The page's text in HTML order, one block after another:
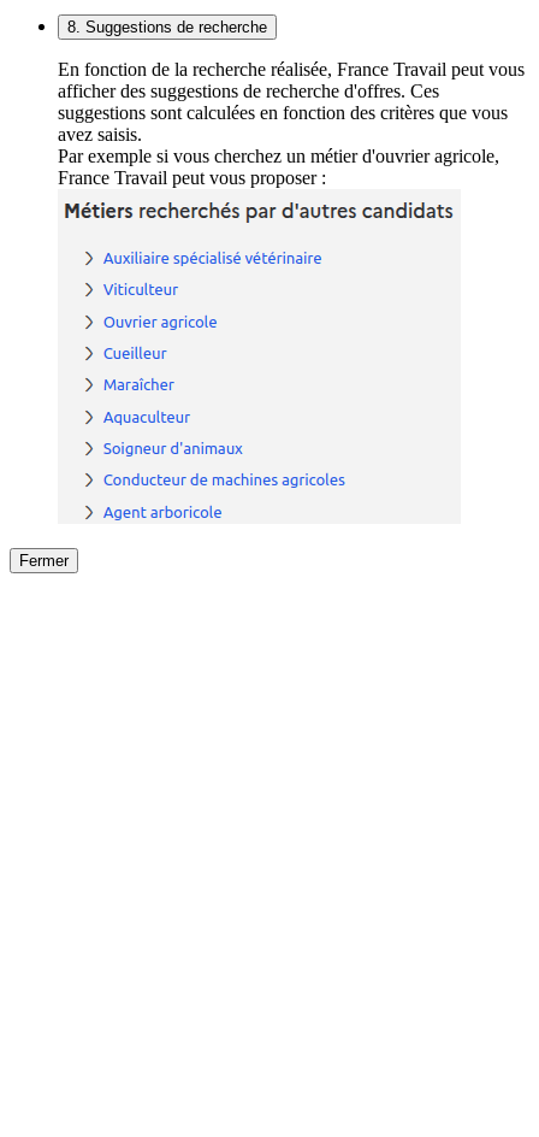
8. Suggestions de recherche
En fonction de la recherche réalisée, France Travail peut vous
afficher des suggestions de recherche d'offres. Ces
suggestions sont calculées en fonction des critères que vous
avez saisis.
Par exemple si vous cherchez un métier d'ouvrier agricole,
France Travail peut vous proposer :
Fermer